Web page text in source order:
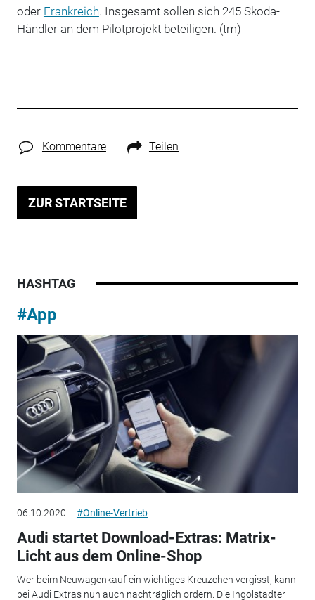
oder Frankreich. Insgesamt sollen sich 245 Skoda-
Händler an dem Pilotprojekt beteiligen. (tm)
Kommentare Teilen
ZUR STARTSEITE
HASHTAG
#App
06.10.2020 #Online-Vertrieb
Audi startet Download-Extras: Matrix-
Licht aus dem Online-Shop
Wer beim Neuwagenkauf ein wichtiges Kreuzchen vergisst, kann
bei Audi Extras nun auch nachträglich ordern. Die Ingolstädter